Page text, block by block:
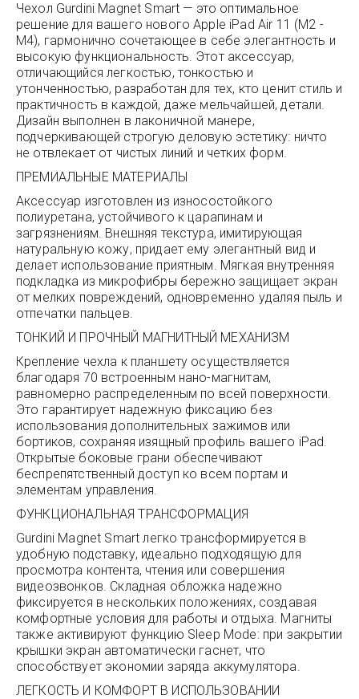
Чехол Gurdini Magnet Smart — это оптимальное
решение для вашего нового Apple iPad Air 11 (M2 -
M4), гармонично сочетающее в себе элегантность и
высокую функциональность. Этот аксессуар,
отличающийся легкостью, тонкостью и
утонченностью, разработан для тех, кто ценит стиль и
практичность в каждой, даже мельчайшей, детали.
Дизайн выполнен в лаконичной манере,
подчеркивающей строгую деловую эстетику: ничто
не отвлекает от чистых линий и четких форм.
ПРЕМИАЛЬНЫЕ МАТЕРИАЛЫ
Аксессуар изготовлен из износостойкого
полиуретана, устойчивого к царапинам и
загрязнениям. Внешняя текстура, имитирующая
натуральную кожу, придает ему элегантный вид и
делает использование приятным. Мягкая внутренняя
подкладка из микрофибры бережно защищает экран
от мелких повреждений, одновременно удаляя пыль и
отпечатки пальцев.
ТОНКИЙ И ПРОЧНЫЙ МАГНИТНЫЙ МЕХАНИЗМ
Крепление чехла к планшету осуществляется
благодаря 70 встроенным нано-магнитам,
равномерно распределенным по всей поверхности.
Это гарантирует надежную фиксацию без
использования дополнительных зажимов или
бортиков, сохраняя изящный профиль вашего iPad.
Открытые боковые грани обеспечивают
беспрепятственный доступ ко всем портам и
элементам управления.
ФУНКЦИОНАЛЬНАЯ ТРАНСФОРМАЦИЯ
Gurdini Magnet Smart легко трансформируется в
удобную подставку, идеально подходящую для
просмотра контента, чтения или совершения
видеозвонков. Складная обложка надежно
фиксируется в нескольких положениях, создавая
комфортные условия для работы и отдыха. Магниты
также активируют функцию Sleep Mode: при закрытии
крышки экран автоматически гаснет, что
способствует экономии заряда аккумулятора.
ЛЕГКОСТЬ И КОМФОРТ В ИСПОЛЬЗОВАНИИ